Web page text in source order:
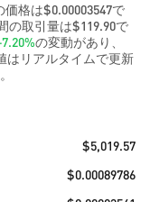
格は$0.00003547で
の取引量は$119.90で
の変動があり、
はリアルタイムで更新
$5,019.57
$0.00089786